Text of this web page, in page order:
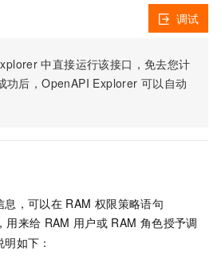
中直接运行该接口，免去您计
功后，OpenAPI Explorer 可以自动
调试
息，可以在 RAM 权限策略语句
用来给 RAM 用户或 RAM 角色授予调
如下：